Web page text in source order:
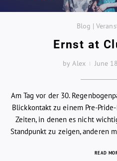
Blog |
Ernst at
by Alex June
Am Tag vor der 30.
Blickkontakt zu einem Pre-
Zeiten, in denen es nicht
Standpunkt zu zeigen, anderen
READ